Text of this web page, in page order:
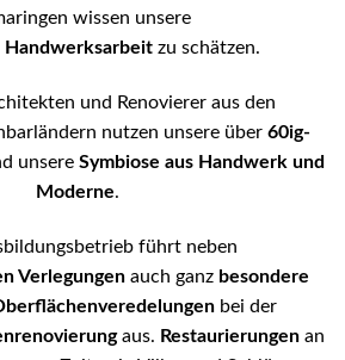
wissen unsere
zu schätzen.
und Renovierer aus den
nutzen unsere über 60ig-
unsere Symbiose aus Handwerk und
Moderne.
führt neben
Verlegungen auch ganz besondere
bei der
aus. Restaurierungenan